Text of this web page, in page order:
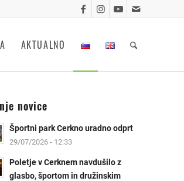
AKTUALNO
novice
Športni park Cerkno uradno odprt
29/07/2026 - 12:33
Poletje v Cerknem navdušilo z
glasbo, športom in družinskim